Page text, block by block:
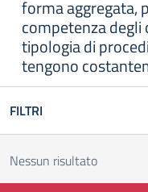
forma aggregata,
competenza degli
tipologia di
tengono
FILTRI
Nessun risultato